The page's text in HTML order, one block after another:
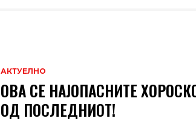
АКТУЕЛНО
ОВА СЕ НАЈОПАСНИТЕ
ОД ПОСЛЕДНИОТ!